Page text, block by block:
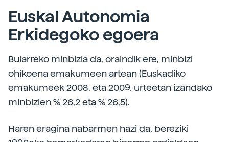
Euskal Autonomia
Erkidegoko egoera
Bularreko minbizia da, oraindik ere, minbizi
ohikoena emakumeen artean (Euskadiko
emakumeek 2008. eta 2009. urteetan izandako
minbizien % 26,2 eta % 26,5).
Haren eragina nabarmen hazi da, bereziki